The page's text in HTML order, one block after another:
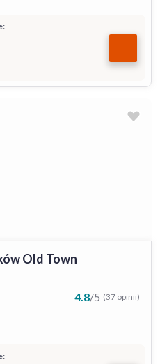
Old Town
4.8/5 (37 opinii)